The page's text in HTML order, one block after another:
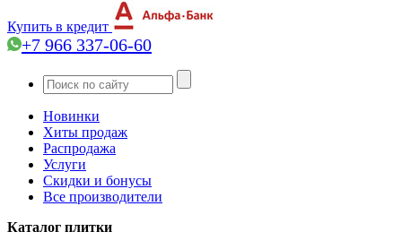
Купить в кредит
+7 966 337-06-60
Новинки
Хиты продаж
Распродажа
Услуги
Скидки и бонусы
Все производители
Каталог плитки